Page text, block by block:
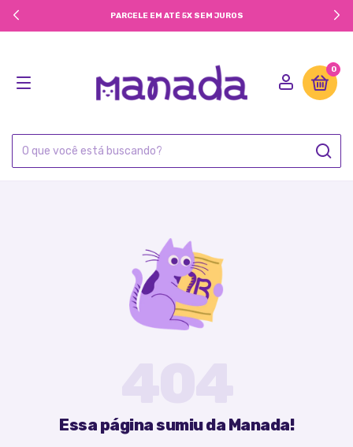
PARCELE EM ATÉ 5X SEM JUROS
0
Essa página sumiu da Manada!